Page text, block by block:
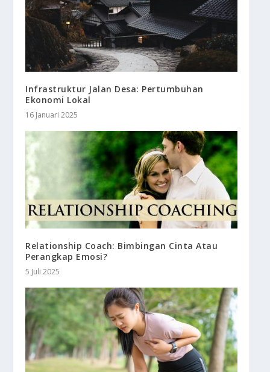
Infrastruktur Jalan Desa: Pertumbuhan
Ekonomi Lokal
16 Januari 2025
Relationship Coach: Bimbingan Cinta Atau
Perangkap Emosi?
5 Juli 2025